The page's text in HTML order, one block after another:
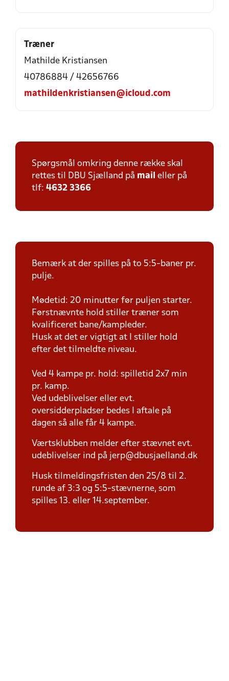
Træner
Mathilde Kristiansen
40786884 / 42656766
mathildenkristiansen@icloud.com
Spørgsmål omkring denne række skal
rettes til DBU Sjælland på mail eller på
tlf: 4632 3366
Bemærk at der spilles på to 5:5-baner pr.
pulje.
Mødetid: 20 minutter før puljen starter.
Førstnævnte hold stiller træner som
kvalificeret bane/kampleder.
Husk at det er vigtigt at I stiller hold
efter det tilmeldte niveau.
Ved 4 kampe pr. hold: spilletid 2x7 min
pr. kamp.
Ved udeblivelser eller evt.
oversidderpladser bedes I aftale på
dagen så alle får 4 kampe.
Værtsklubben melder efter stævnet evt.
udeblivelser ind på jerp@dbusjaelland.dk
Husk tilmeldingsfristen den 25/8 til 2.
runde af 3:3 og 5:5-stævnerne, som
spilles 13. eller 14.september.